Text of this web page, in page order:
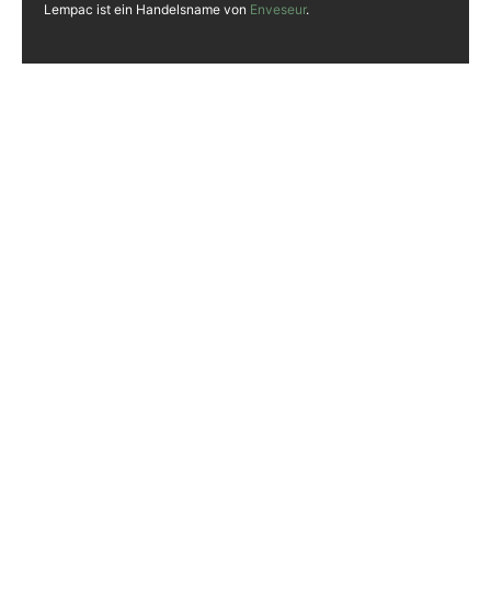
Lempac ist ein Handelsname von Enveseur.